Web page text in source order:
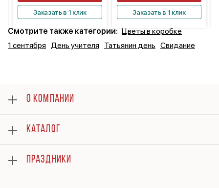
Заказать в 1 клик Заказать в 1 клик
Смотрите также категории: Цветы в коробке
1 сентября День учителя Татьянин день Свидание
О КОМПАНИИ
Оплата
Отзывы
Гарантии
Доставка
Вопросы и ответы
КАТАЛОГ
Букеты
Композиции
ПРАЗДНИКИ